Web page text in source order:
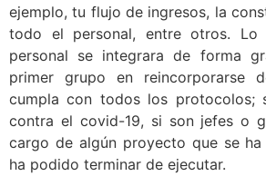
ejemplo, tu flujo de ingresos, la
todo el personal, entre otros. Lo
personal se integrara de forma
primer grupo en reincorporarse
cumpla con todos los protocolos;
contra el covid-19, si son jefes o
cargo de algún proyecto que se
ha podido terminar de ejecutar.